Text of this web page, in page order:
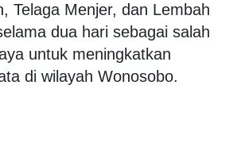
Telaga Menjer, dan Lembah
dua hari sebagai salah
untuk meningkatkan
di wilayah Wonosobo.